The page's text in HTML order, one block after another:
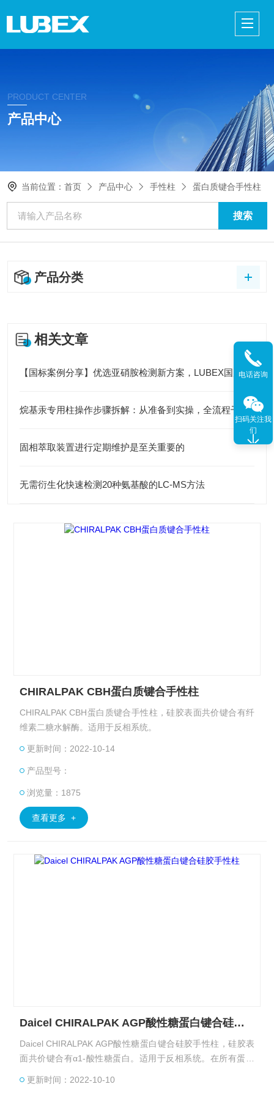
PRODUCT CENTER
产品中心
当前位置：首页 产品中心 手性柱 蛋白质键合手性柱
产品分类
相关文章
【国标案例分享】优选亚硝胺检测新方案，LUBEX国产MS柱助您降本增效
烷基汞专用柱操作步骤拆解：从准备到实操，全流程干货速收
固相萃取装置进行定期维护是至关重要的
无需衍生化快速检测20种氨基酸的LC-MS方法
CHIRALPAK CBH蛋白质键合手性柱
CHIRALPAK CBH蛋白质键合手性柱，硅胶表面共价键合有纤
维素二糖水解酶。适用于反相系统。
更新时间：2022-10-14
产品型号：
浏览量：1875
查看更多 +
Daicel CHIRALPAK AGP酸性糖蛋白键合硅胶手性柱
Daicel CHIRALPAK AGP酸性糖蛋白键合硅胶手性柱，硅胶表
面共价键合有α1-酸性糖蛋白。适用于反相系统。在所有蛋白
更新时间：2022-10-10
电话咨询
扫码关注我
们